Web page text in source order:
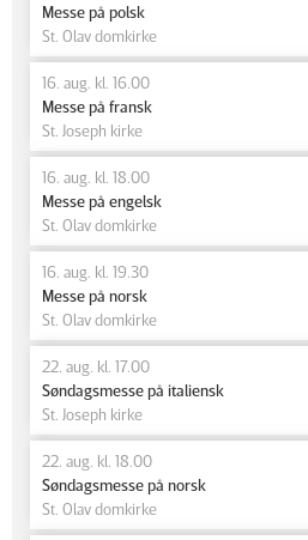
Messe på polsk
St. Olav domkirke
16. aug. kl. 16.00
Messe på fransk
St. Joseph kirke
16. aug. kl. 18.00
Messe på engelsk
St. Olav domkirke
16. aug. kl. 19.30
Messe på norsk
St. Olav domkirke
22. aug. kl. 17.00
Søndagsmesse på italiensk
St. Joseph kirke
22. aug. kl. 18.00
Søndagsmesse på norsk
St. Olav domkirke